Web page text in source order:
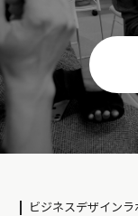
ビジネスデザインラ